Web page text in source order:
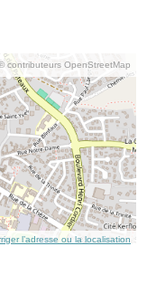
contributeurs OpenStreetMap
l’adresse ou la localisation